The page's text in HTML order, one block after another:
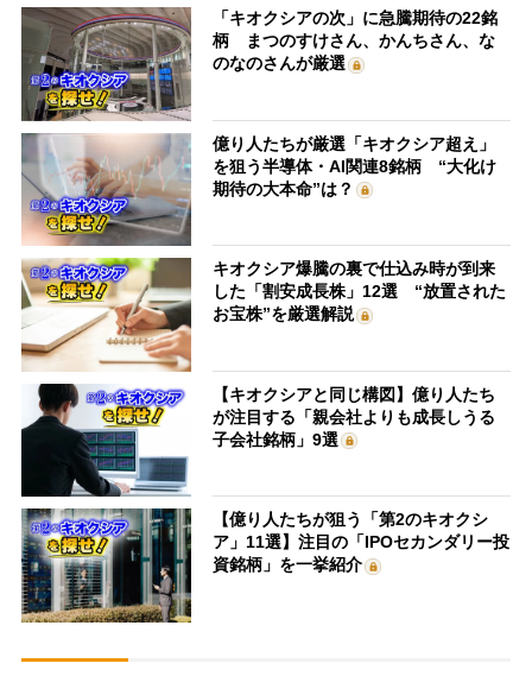
「キオクシアの次」に急騰期待の22銘
柄 まつのすけさん、かんちさん、な
のなのさんが厳選
億り人たちが厳選「キオクシア超え」
を狙う半導体・AI関連8銘柄 “大化け
期待の大本命”は？
キオクシア爆騰の裏で仕込み時が到来
した「割安成長株」12選 “放置された
お宝株”を厳選解説
【キオクシアと同じ構図】億り人たち
が注目する「親会社よりも成長しうる
子会社銘柄」9選
【億り人たちが狙う「第2のキオクシ
ア」11選】注目の「IPOセカンダリー投
資銘柄」を一挙紹介